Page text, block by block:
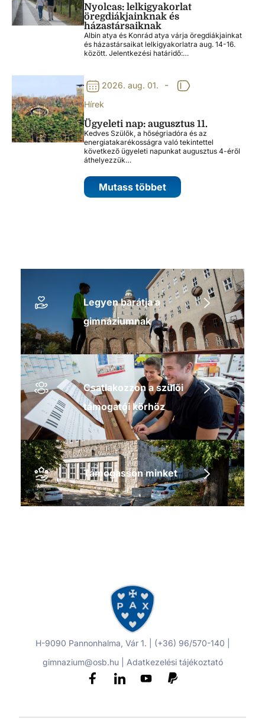
Nyolcas: lelkigyakorlat
öregdiákjainknak és
házastársaiknak
Albin atya és Konrád atya várja öregdiákjainkat
és házastársaikat lelkigyakorlatra aug. 14-16.
között. Jelentkezési határidő:…
2026. aug. 01. -
Hírek
Ügyeleti nap: augusztus 11.
Kedves Szülők, a hőségriadóra és az
energiatakarékosságra való tekintettel
következő ügyeleti napunkat augusztus 4-éről
áthelyezzük…
Mutass többet
Legyen barátja a
gimnáziumnak
Csatlakozzon a szülői
támogatói körhöz
Támogasson minket
H-9090 Pannonhalma, Vár 1. | (+36) 96/570-140 |
gimnazium@osb.hu | Adatkezelési tájékoztató